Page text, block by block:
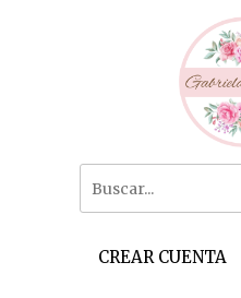
CREAR CUENTA